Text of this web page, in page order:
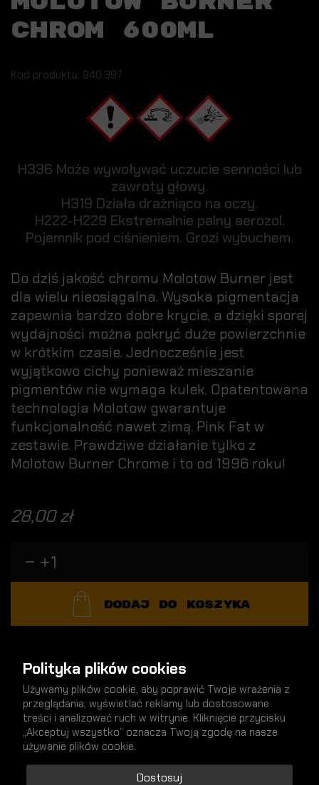
CHROM 600ML
Kod produktu: 940.397
H336 Może wywoływać uczucie senności lub
zawroty głowy.
H319 Działa drażniąco na oczy.
H222-H229 Ekstremalnie palny aerozol.
Pojemnik pod ciśnieniem. Grozi wybuchem.
Do dziś jakość chromu Molotow Burner jest
dla wielu nieosiągalna. Wysoka pigmentacja
zapewnia bardzo dobre krycie, a dzięki sporej
wydajności można pokryć duże powierzchnie
w krótkim czasie. Jednocześnie jest
wyjątkowo cichy ponieważ mieszanie
pigmentów nie wymaga kulek. Opatentowana
technologia Molotow gwarantuje
funkcjonalność nawet zimą. Pink Fat w
zestawie. Prawdziwe działanie tylko z
Molotow Burner Chrome i to od 1996 roku!
28,00 zł
DODAJ DO KOSZYKA
SPRAWDŹ nowości
Polityka plików cookies
Używamy plików cookie, aby poprawić Twoje wrażenia z
przeglądania, wyświetlać reklamy lub dostosowane
treści i analizować ruch w witrynie. Kliknięcie przycisku
„Akceptuj wszystko” oznacza Twoją zgodę na nasze
używanie plików cookie.
Dostosuj